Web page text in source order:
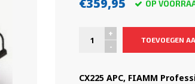
€359,95 OP
+
-
TOEVOEGEN
CX225 APC, FIAMM